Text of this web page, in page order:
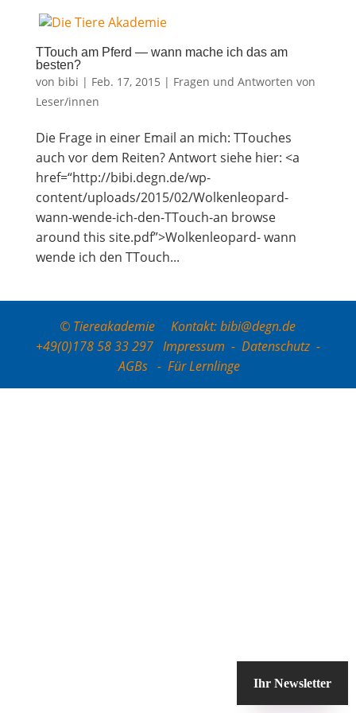
TTouch am Pferd — wann mache ich das am
besten?
von bibi | Feb. 17, 2015 | Fragen und Antworten von
Leser/innen
Die Fra­ge in einer Email an mich: TTou­ch­es
auch vor dem Rei­ten? Ant­wort sie­he hier: <a
href=“http://bibi.degn.de/wp-
content/uploads/2015/02/Wolkenleopard-
wann-wende-ich-den-TTouch-an brow­se
around this site.pdf”>Wolkenleopard- wann
wen­de ich den TTouch...
© Tiereakademie Kontakt: bibi@degn.de
+49(0)178 58 33 297 Impressum - Datenschutz-
AGBs -Für Lernlinge
Ihr Newsletter